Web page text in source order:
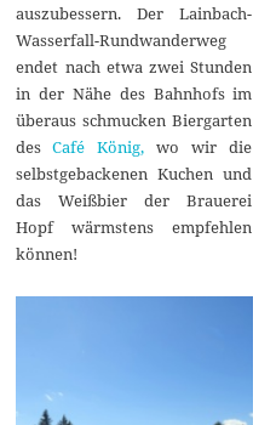
auszubessern. Der Lainbach-
Wasserfall-Rundwanderweg
endet nach etwa zwei Stunden
in der Nähe des Bahnhofs im
überaus schmucken Biergarten
desCafé König,wo wir die
selbstgebackenen Kuchen und
das Weißbier der Brauerei
Hopf wärmstens empfehlen
können!